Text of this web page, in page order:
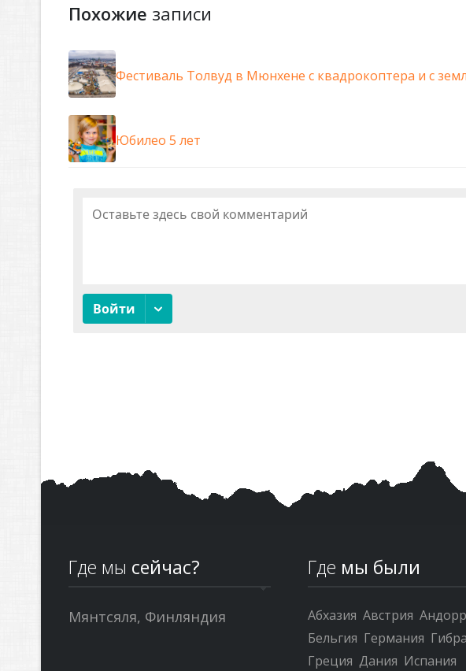
Похожие записи
Фестиваль Толвуд в Мюнхене с квадрокоптера и с
Юбилео 5 лет
Где мы сейчас?
Мянтсяля, Финляндия
Где мы были
Абхазия Австрия
Бельгия Германия
Греция Дания Испания